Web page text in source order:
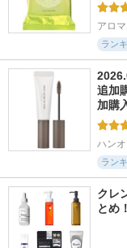
アロ
ラン
追加
加購
ハン
ラン
クレ
とめ！